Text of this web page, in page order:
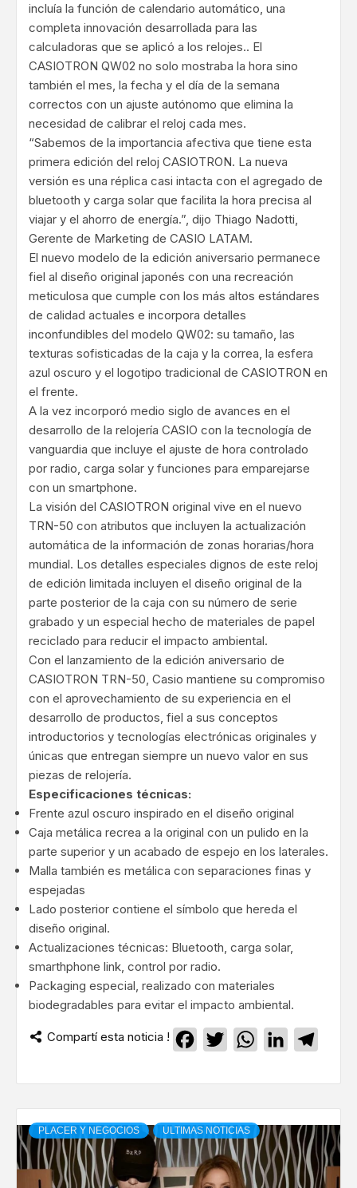
incluía la función de calendario automático, una
completa innovación desarrollada para las
calculadoras que se aplicó a los relojes.. El
CASIOTRON QW02 no solo mostraba la hora sino
también el mes, la fecha y el día de la semana
correctos con un ajuste autónomo que elimina la
necesidad de calibrar el reloj cada mes.
“Sabemos de la importancia afectiva que tiene esta
primera edición del reloj CASIOTRON. La nueva
versión es una réplica casi intacta con el agregado de
bluetooth y carga solar que facilita la hora precisa al
viajar y el ahorro de energía.”, dijo Thiago Nadotti,
Gerente de Marketing de CASIO LATAM.
El nuevo modelo de la edición aniversario permanece
fiel al diseño original japonés con una recreación
meticulosa que cumple con los más altos estándares
de calidad actuales e incorpora detalles
inconfundibles del modelo QW02: su tamaño, las
texturas sofisticadas de la caja y la correa, la esfera
azul oscuro y el logotipo tradicional de CASIOTRON en
el frente.
A la vez incorporó medio siglo de avances en el
desarrollo de la relojería CASIO con la tecnología de
vanguardia que incluye el ajuste de hora controlado
por radio, carga solar y funciones para emparejarse
con un smartphone.
La visión del CASIOTRON original vive en el nuevo
TRN-50 con atributos que incluyen la actualización
automática de la información de zonas horarias/hora
mundial. Los detalles especiales dignos de este reloj
de edición limitada incluyen el diseño original de la
parte posterior de la caja con su número de serie
grabado y un especial hecho de materiales de papel
reciclado para reducir el impacto ambiental.
Con el lanzamiento de la edición aniversario de
CASIOTRON TRN-50, Casio mantiene su compromiso
con el aprovechamiento de su experiencia en el
desarrollo de productos, fiel a sus conceptos
introductorios y tecnologías electrónicas originales y
únicas que entregan siempre un nuevo valor en sus
piezas de relojería.
Especificaciones técnicas:
Frente azul oscuro inspirado en el diseño original
Caja metálica recrea a la original con un pulido en la
parte superior y un acabado de espejo en los laterales.
Malla también es metálica con separaciones finas y
espejadas
Lado posterior contiene el símbolo que hereda el
diseño original.
Actualizaciones técnicas: Bluetooth, carga solar,
smarthphone link, control por radio.
Packaging especial, realizado con materiales
biodegradables para evitar el impacto ambiental.
Compartí esta noticia ! Facebook
TwitterWhatsApp
LinkedIn
PLACER Y NEGOCIOS ULTIMAS NOTICIAS